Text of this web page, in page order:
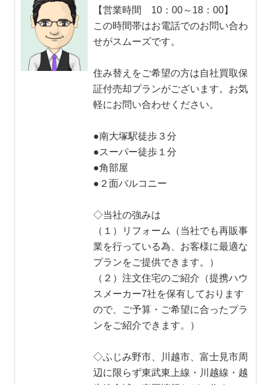
【営業時間 10：00～18：00】
この時間帯はお電話でのお問い合わ
せがスムーズです。
住み替えをご希望の方は自社買取保
証付売却プランがございます。お気
軽にお問い合わせください。
●南大塚駅徒歩３分
●スーパー徒歩１分
●角部屋
●２面バルコニー
◇当社の強みは
（１）リフォーム（当社でも再販事
業を行っている為、お客様に最適な
プランをご提供できます。）
（２）注文住宅のご紹介（提携ハウ
スメーカー7社を保有しております
ので、ご予算・ご希望に合ったプラ
ンをご紹介できます。）
◇ふじみ野市、川越市、富士見市周
辺に限らず東武東上線・川越線・越